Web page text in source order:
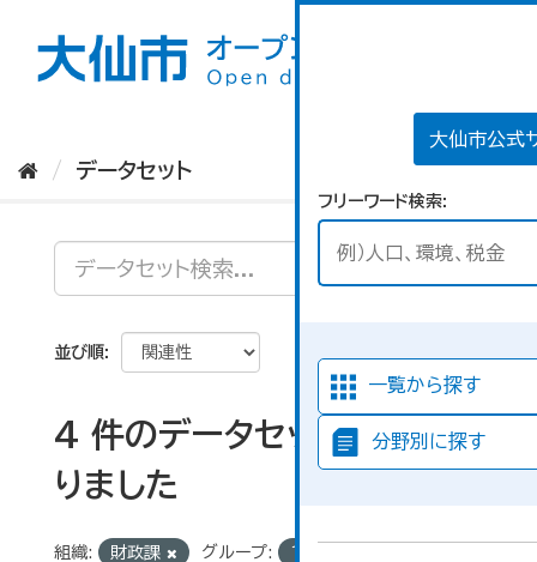
大仙市公式
フリーワード検索
一覧から探す
分野別に探す
データセット
並び順
4 件のデータセットが見つか
りました
組織: 財政課 グループ: 13_行財政